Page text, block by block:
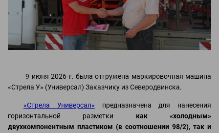
9 июня 2026 г. была отгружена маркировочная машина
«Стрела У» (Универсал) Заказчику из Северодвинска.
«Стрела Универсал» предназначена для нанесения
горизонтальной разметки как «холодным»
двухкомпонентным пластиком (в соотношении 98/2), так и